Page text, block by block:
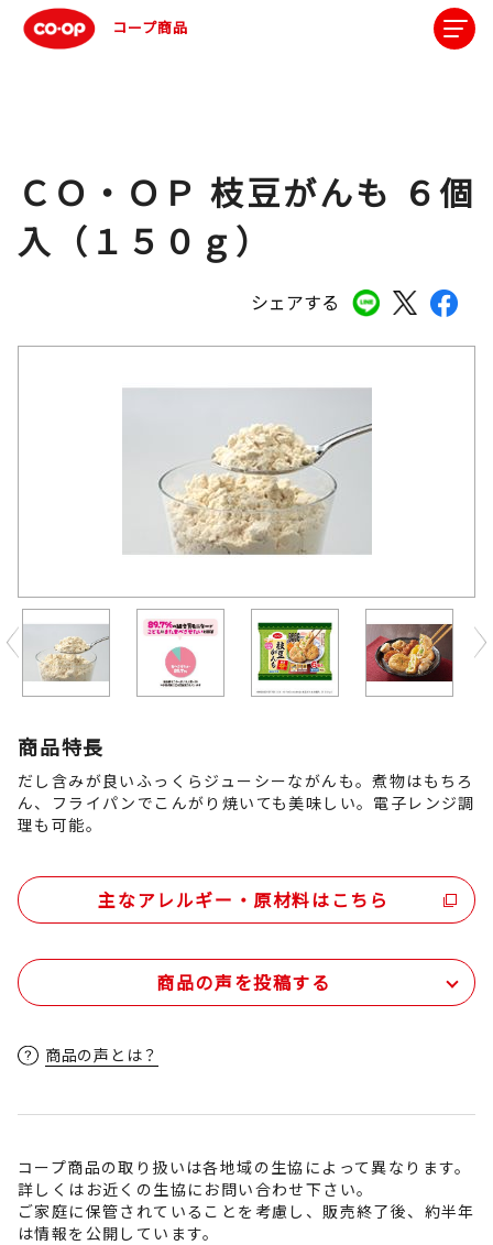
コープ商品
シェアする
ＣＯ・ＯＰ 枝豆がんも ６個
入（１５０ｇ）
Previous
商品特長
だし含みが良いふっくらジューシーながんも。煮物はもちろ
ん、フライパンでこんがり焼いても美味しい。電子レンジ調
理も可能。
主なアレルギー・原材料はこちら
商品の声を投稿する
商品の声とは？
コープ商品の取り扱いは各地域の生協によって異なります。
詳しくはお近くの生協にお問い合わせ下さい。
ご家庭に保管されていることを考慮し、販売終了後、約半年
は情報を公開しています。